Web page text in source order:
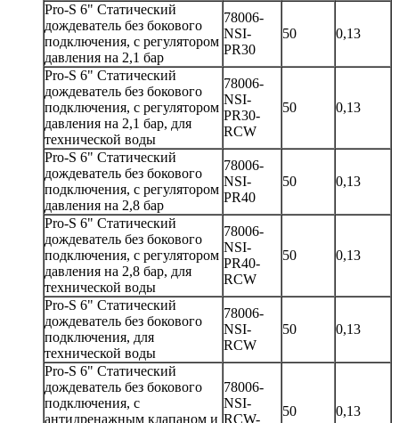
Pro-S 6" Статический
дождеватель без бокового
подключения, с регулятором
давления на 2,1 бар
78006-
NSI-
PR30
50 0,13
Pro-S 6" Статический
дождеватель без бокового
подключения, с регулятором
давления на 2,1 бар, для
технической воды
78006-
NSI-
PR30-
RCW
50 0,13
Pro-S 6" Статический
дождеватель без бокового
подключения, с регулятором
давления на 2,8 бар
78006-
NSI-
PR40
50 0,13
Pro-S 6" Статический
дождеватель без бокового
подключения, с регулятором
давления на 2,8 бар, для
технической воды
78006-
NSI-
PR40-
RCW
50 0,13
Pro-S 6" Статический
дождеватель без бокового
подключения, для
технической воды
78006-
NSI-
RCW
50 0,13
Pro-S 6" Статический
дождеватель без бокового
подключения, с
антидренажным клапаном и
78006-
NSI-
RCW-
50 0,13